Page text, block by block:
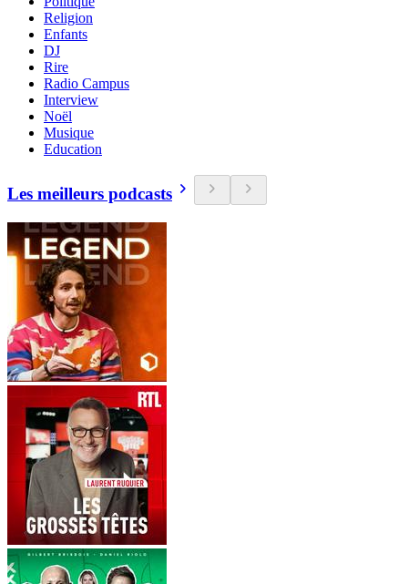
Religion
Enfants
DJ
Rire
Radio Campus
Interview
Noël
Musique
Education
Les meilleurs podcasts